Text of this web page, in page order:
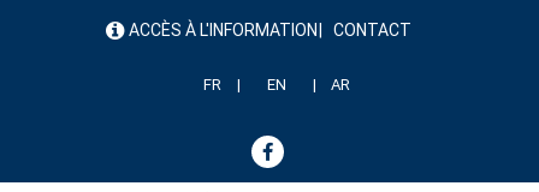
menu ACCÈS À L'INFORMATION CONTACT
FR EN AR